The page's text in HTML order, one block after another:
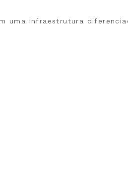
uma infraestrutura